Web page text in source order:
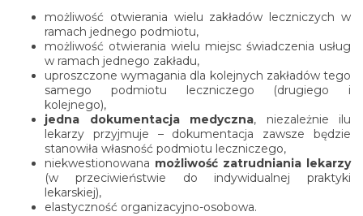
możliwość otwierania wielu zakładów leczniczych w
ramach jednego podmiotu,
możliwość otwierania wielu miejsc świadczenia usług
w ramach jednego zakładu,
uproszczone wymagania dla kolejnych zakładów tego
samego podmiotu leczniczego (drugiego i
kolejnego),
jedna dokumentacja medyczna, niezależnie ilu
lekarzy przyjmuje – dokumentacja zawsze będzie
stanowiła własność podmiotu leczniczego,
niekwestionowana możliwość zatrudniania lekarzy
(w przeciwieństwie do indywidualnej praktyki
lekarskiej),
elastyczność organizacyjno-osobowa.